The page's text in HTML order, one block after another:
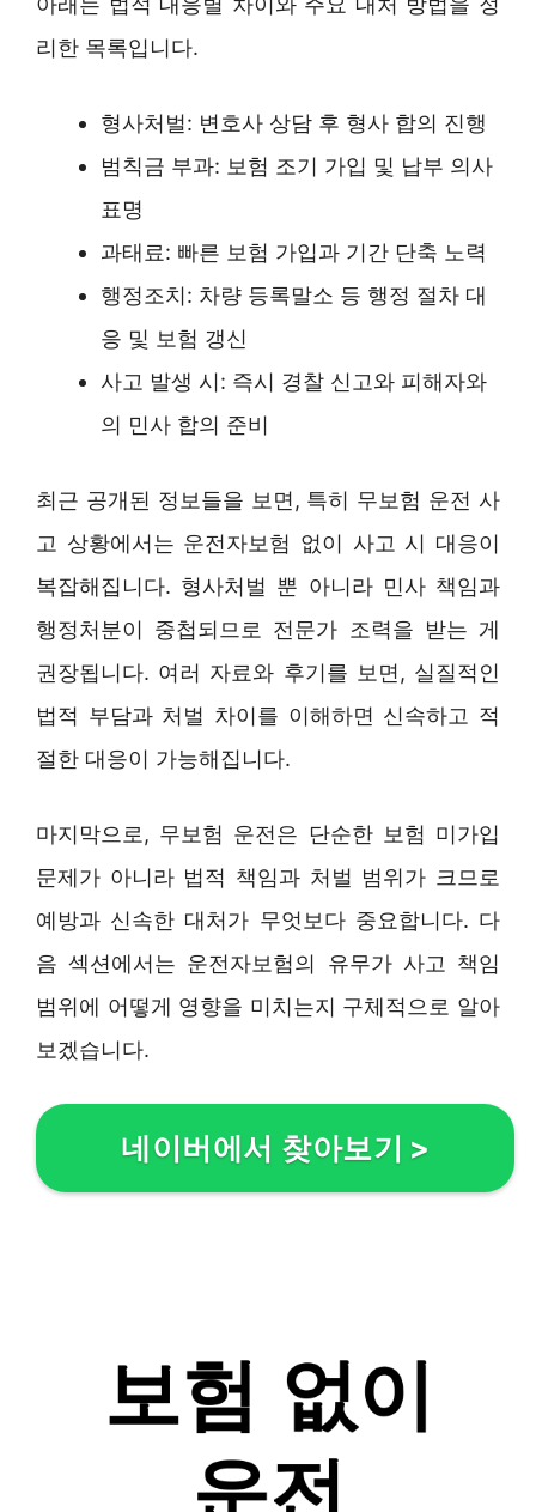
리한 목록입니다.
형사처벌: 변호사 상담 후 형사 합의 진행
범칙금 부과: 보험 조기 가입 및 납부 의사
표명
과태료: 빠른 보험 가입과 기간 단축 노력
행정조치: 차량 등록말소 등 행정 절차 대
응 및 보험 갱신
사고 발생 시: 즉시 경찰 신고와 피해자와
의 민사 합의 준비
최근 공개된 정보들을 보면, 특히 무보험 운전 사
고 상황에서는 운전자보험 없이 사고 시 대응이
복잡해집니다. 형사처벌 뿐 아니라 민사 책임과
행정처분이 중첩되므로 전문가 조력을 받는 게
권장됩니다. 여러 자료와 후기를 보면, 실질적인
법적 부담과 처벌 차이를 이해하면 신속하고 적
절한 대응이 가능해집니다.
마지막으로, 무보험 운전은 단순한 보험 미가입
문제가 아니라 법적 책임과 처벌 범위가 크므로
예방과 신속한 대처가 무엇보다 중요합니다. 다
음 섹션에서는 운전자보험의 유무가 사고 책임
범위에 어떻게 영향을 미치는지 구체적으로 알아
보겠습니다.
네이버에서 찾아보기 >